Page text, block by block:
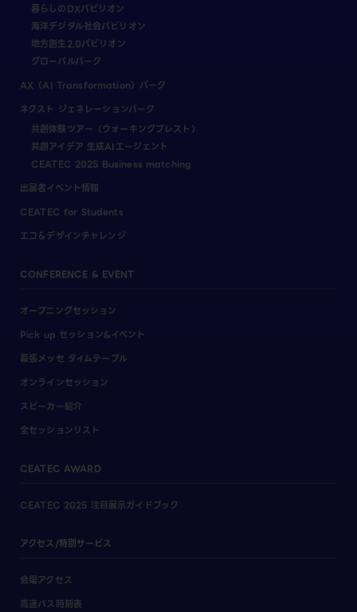
暮らしのDXパビリオン
海洋デジタル社会パビリオン
地方創生2.0パビリオン
グローバルパーク
AX（AI Transformation）パーク
ネクスト ジェネレーションパーク
共創体験ツアー（ウォーキングブレスト）
共創アイデア 生成AIエージェント
CEATEC 2025 Business matching
出展者イベント情報
CEATEC for Students
エコ＆デザインチャレンジ
CONFERENCE & EVENT
オープニングセッション
Pick up セッション&イベント
幕張メッセ タイムテーブル
オンラインセッション
スピーカー紹介
全セッションリスト
CEATEC AWARD
CEATEC 2025 注目展示ガイドブック
アクセス/特別サービス
会場アクセス
高速バス時刻表